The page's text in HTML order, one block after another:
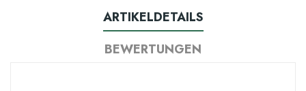
ARTIKELDETAILS
BEWERTUNGEN